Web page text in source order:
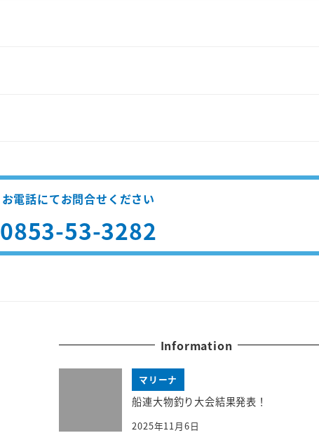
お電話にてお問合せください
0853-53-3282
Information
マリーナ
船連大物釣り大会結果発表！
2025年11月6日